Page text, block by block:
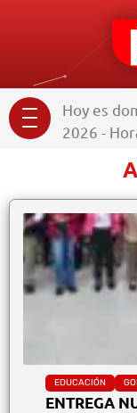
Hoy es
2026 -
EDUCACIÓN
ENTREGA